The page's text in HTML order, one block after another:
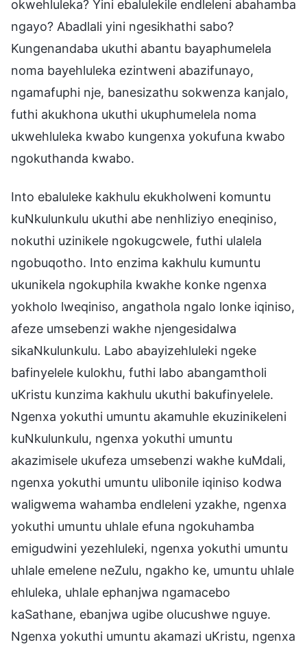
okwehluleka? Yini ebalulekile endleleni abahamba
ngayo? Abadlali yini ngesikhathi sabo?
Kungenandaba ukuthi abantu bayaphumelela
noma bayehluleka ezintweni abazifunayo,
ngamafuphi nje, banesizathu sokwenza kanjalo,
futhi akukhona ukuthi ukuphumelela noma
ukwehluleka kwabo kungenxa yokufuna kwabo
ngokuthanda kwabo.
Into ebaluleke kakhulu ekukholweni komuntu
kuNkulunkulu ukuthi abe nenhliziyo eneqiniso,
nokuthi uzinikele ngokugcwele, futhi ulalela
ngobuqotho. Into enzima kakhulu kumuntu
ukunikela ngokuphila kwakhe konke ngenxa
yokholo lweqiniso, angathola ngalo lonke iqiniso,
afeze umsebenzi wakhe njengesidalwa
sikaNkulunkulu. Labo abayizehluleki ngeke
bafinyelele kulokhu, futhi labo abangamtholi
uKristu kunzima kakhulu ukuthi bakufinyelele.
Ngenxa yokuthi umuntu akamuhle ekuzinikeleni
kuNkulunkulu, ngenxa yokuthi umuntu
akazimisele ukufeza umsebenzi wakhe kuMdali,
ngenxa yokuthi umuntu ulibonile iqiniso kodwa
waligwema wahamba endleleni yzakhe, ngenxa
yokuthi umuntu uhlale efuna ngokuhamba
emigudwini yezehluleki, ngenxa yokuthi umuntu
uhlale emelene neZulu, ngakho ke, umuntu uhlale
ehluleka, uhlale ephanjwa ngamacebo
kaSathane, ebanjwa ugibe olucushwe nguye.
Ngenxa yokuthi umuntu akamazi uKristu, ngenxa